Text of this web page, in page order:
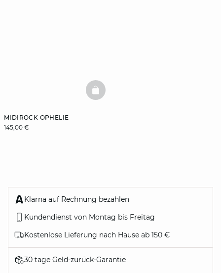
MIDIROCK OPHELIE
145,00 €
BASKETFULL
Klarna auf Rechnung bezahlen
Kundendienst von Montag bis Freitag
Kostenlose Lieferung nach Hause ab 150 €
30 tage Geld-zurück-Garantie